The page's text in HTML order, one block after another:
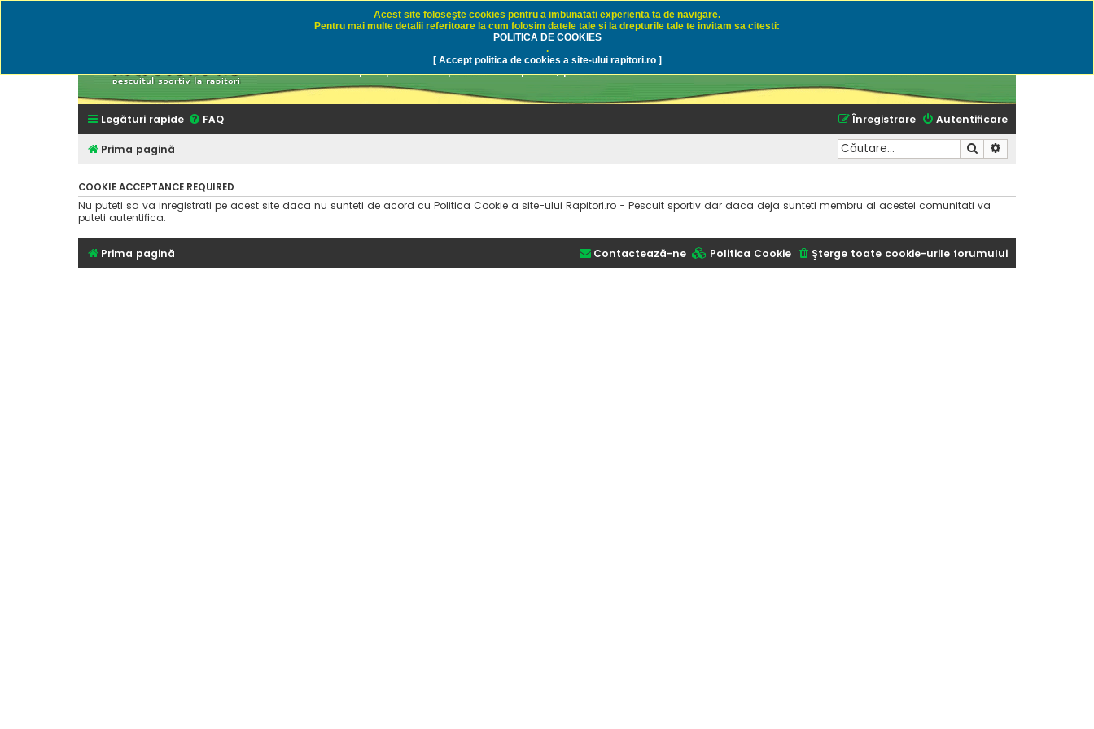
Rapitori.ro - Pescuit sportiv
Discutii despre pescuit sportiv la rapitori, pescuitul cu naluci sau momeli naturale
Legături rapide FAQ Autentificare
Înregistrare
Prima pagină Căutare
COOKIE ACCEPTANCE REQUIRED
Nu puteti sa va inregistrati pe acest site daca nu sunteti de acord cu Politica Cookie a site-ului Rapitori.ro - Pescuit sportiv dar daca deja sunteti membru al acestei comunitati va
puteti autentifica.
Acest site foloseşte cookies pentru a imbunatati experienta ta de navigare.
Pentru mai multe detalii referitoare la cum folosim datele tale si la drepturile tale te invitam sa citesti:
POLITICA DE COOKIES
.
[ Accept politica de cookies a site-ului rapitori.ro ]
Prima pagină Şterge toate cookie-urile forumului
Politica Cookie
Contactează-ne